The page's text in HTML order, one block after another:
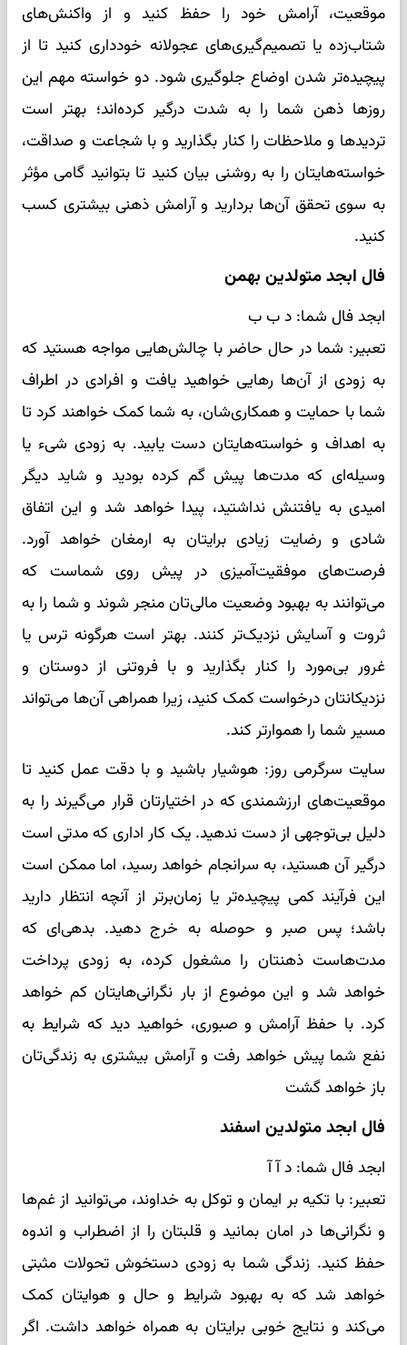
موقعیت، آرامش خود را حفظ کنید و از واکنش‌های
شتاب‌زده یا تصمیم‌گیری‌های عجولانه خودداری کنید تا از
پیچیده‌تر شدن اوضاع جلوگیری شود. دو خواسته مهم این
روزها ذهن شما را به شدت درگیر کرده‌اند؛ بهتر است
تردیدها و ملاحظات را کنار بگذارید و با شجاعت و صداقت،
خواسته‌هایتان را به روشنی بیان کنید تا بتوانید گامی مؤثر
به سوی تحقق آن‌ها بردارید و آرامش ذهنی بیشتری کسب
کنید.
فال ابجد متولدین بهمن
ابجد فال شما: د ب ب
تعبیر: شما در حال حاضر با چالش‌هایی مواجه هستید که
به زودی از آن‌ها رهایی خواهید یافت و افرادی در اطراف
شما با حمایت و همکاری‌شان، به شما کمک خواهند کرد تا
به اهداف و خواسته‌هایتان دست یابید. به زودی شیء یا
وسیله‌ای که مدت‌ها پیش گم کرده بودید و شاید دیگر
امیدی به یافتنش نداشتید، پیدا خواهد شد و این اتفاق
شادی و رضایت زیادی برایتان به ارمغان خواهد آورد.
فرصت‌های موفقیت‌آمیزی در پیش روی شماست که
می‌توانند به بهبود وضعیت مالی‌تان منجر شوند و شما را به
ثروت و آسایش نزدیک‌تر کنند. بهتر است هرگونه ترس یا
غرور بی‌مورد را کنار بگذارید و با فروتنی از دوستان و
نزدیکانتان درخواست کمک کنید، زیرا همراهی آن‌ها می‌تواند
مسیر شما را هموارتر کند.
سایت سرگرمی روز: هوشیار باشید و با دقت عمل کنید تا
موقعیت‌های ارزشمندی که در اختیارتان قرار می‌گیرند را به
دلیل بی‌توجهی از دست ندهید. یک کار اداری که مدتی است
درگیر آن هستید، به سرانجام خواهد رسید، اما ممکن است
این فرآیند کمی پیچیده‌تر یا زمان‌برتر از آنچه انتظار دارید
باشد؛ پس صبر و حوصله به خرج دهید. بدهی‌ای که
مدت‌هاست ذهنتان را مشغول کرده، به زودی پرداخت
خواهد شد و این موضوع از بار نگرانی‌هایتان کم خواهد
کرد. با حفظ آرامش و صبوری، خواهید دید که شرایط به
نفع شما پیش خواهد رفت و آرامش بیشتری به زندگی‌تان
باز خواهد گشت
فال ابجد متولدین اسفند
ابجد فال شما: د آ آ
تعبیر: با تکیه بر ایمان و توکل به خداوند، می‌توانید از غم‌ها
و نگرانی‌ها در امان بمانید و قلبتان را از اضطراب و اندوه
حفظ کنید. زندگی شما به زودی دستخوش تحولات مثبتی
خواهد شد که به بهبود شرایط و حال و هوایتان کمک
می‌کند و نتایج خوبی برایتان به همراه خواهد داشت. اگر